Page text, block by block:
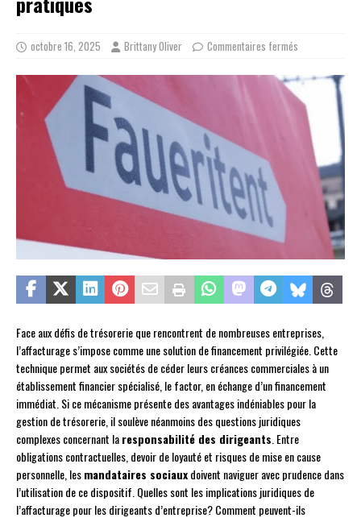
octobre 16, 2025 Brittany Oliver Commentaires fermés
Face aux défis de trésorerie que rencontrent de nombreuses entreprises,
l’affacturage s’impose comme une solution de financement privilégiée. Cette
technique permet aux sociétés de céder leurs créances commerciales à un
établissement financier spécialisé, le factor, en échange d’un financement
immédiat. Si ce mécanisme présente des avantages indéniables pour la
gestion de trésorerie, il soulève néanmoins des questions juridiques
complexes concernant laresponsabilité des dirigeants. Entre
obligations contractuelles, devoir de loyauté et risques de mise en cause
personnelle, lesmandataires sociauxdoivent naviguer avec prudence dans
l’utilisation de ce dispositif. Quelles sont les implications juridiques de
l’affacturage pour les dirigeants d’entreprise? Comment peuvent-ils